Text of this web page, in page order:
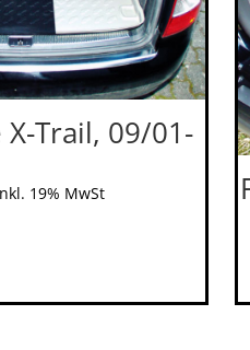
Trail, 09/01-
19% MwSt